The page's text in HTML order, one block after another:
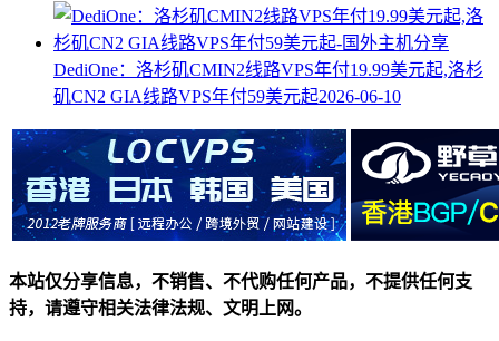
DediOne：洛杉矶CMIN2线路VPS年付19.99美元起,洛杉
矶CN2 GIA线路VPS年付59美元起2026-06-10
本站仅分享信息，不销售、不代购任何产品，不提供任何支
持，请遵守相关法律法规、文明上网。